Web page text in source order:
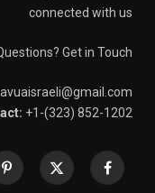
connected with us
Get in Touch
+1-(323) 852-1202
Facebook
X